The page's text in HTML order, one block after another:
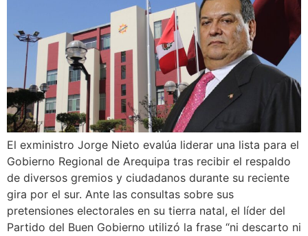
El exministro Jorge Nieto evalúa liderar una lista para el
Gobierno Regional de Arequipa tras recibir el respaldo
de diversos gremios y ciudadanos durante su reciente
gira por el sur. Ante las consultas sobre sus
pretensiones electorales en su tierra natal, el líder del
Partido del Buen Gobierno utilizó la frase “ni descarto ni